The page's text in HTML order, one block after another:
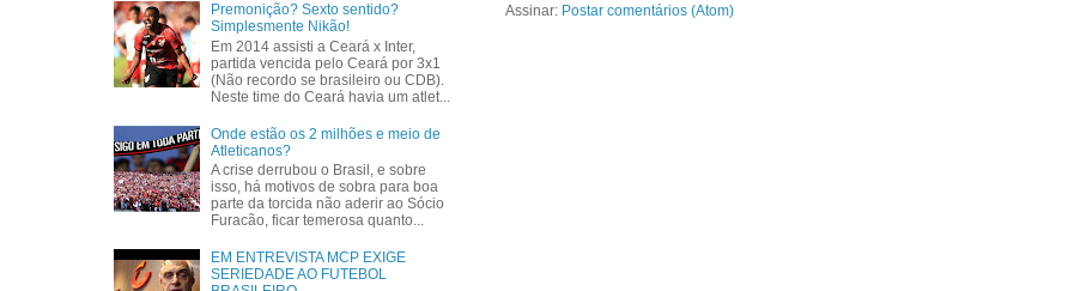
Assinar: Postar comentários (Atom)
Premonição? Sexto sentido?
Simplesmente Nikão!
Em 2014 assisti a Ceará x Inter,
partida vencida pelo Ceará por 3x1
(Não recordo se brasileiro ou CDB).
Neste time do Ceará havia um atlet...
Onde estão os 2 milhões e meio de
Atleticanos?
A crise derrubou o Brasil, e sobre
isso, há motivos de sobra para boa
parte da torcida não aderir ao Sócio
Furacão, ficar temerosa quanto...
EM ENTREVISTA MCP EXIGE
SERIEDADE AO FUTEBOL